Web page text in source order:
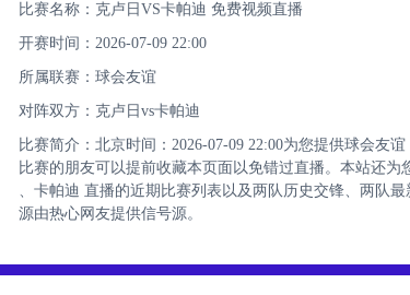
比赛名称：克卢日VS卡帕迪 免费视频直播
开赛时间：2026-07-09 22:00
所属联赛： 球会友谊
对阵双方：克卢日vs卡帕迪
比赛简介：北京时间：2026-07-09 22:00为您提供球会友
比赛的朋友可以提前收藏本页面以免错过直播。本站还
、卡帕迪 直播的近期比赛列表以及两队历史交锋、两队
源由热心网友提供信号源。